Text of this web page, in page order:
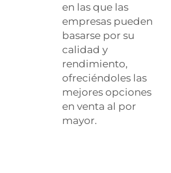
en las que las
empresas pueden
basarse por su
calidad y
rendimiento,
ofreciéndoles las
mejores opciones
en venta al por
mayor.